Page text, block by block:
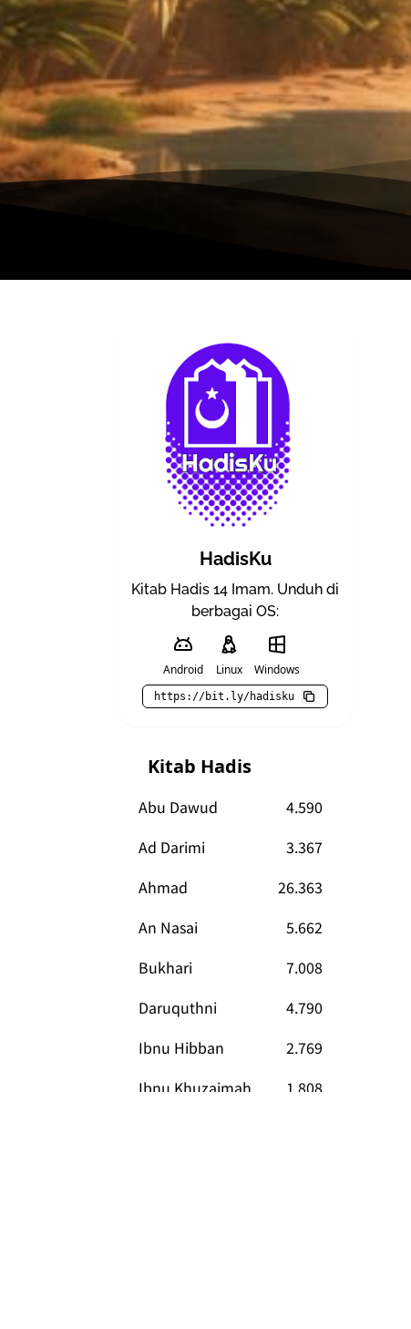
HadisKu
Kitab Hadis 14 Imam. Unduh di
berbagai OS:
Android Linux Windows
https://bit.ly/hadisku
Kitab Hadis
Abu Dawud
4.590
Ad Darimi
3.367
Ahmad
26.363
An Nasai
5.662
Bukhari
7.008
Daruquthni
4.790
Ibnu Hibban
2.769
Ibnu Khuzaimah
1.808